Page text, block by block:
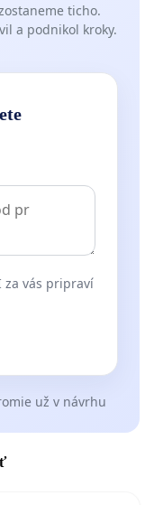
ticho.
a podnikol kroky.
za vás pripraví
už v návrhu